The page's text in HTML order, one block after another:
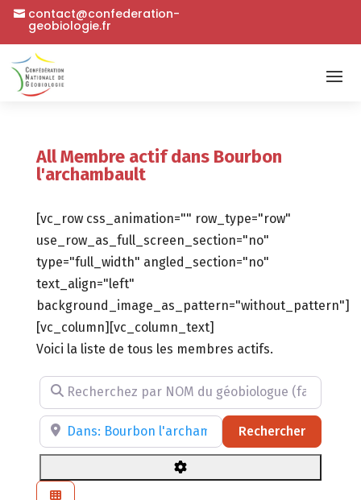
contact@confederation-
geobiologie.fr
All Membre actif dans Bourbon
l'archambault
[vc_row css_animation="" row_type="row"
use_row_as_full_screen_section="no"
type="full_width" angled_section="no"
text_align="left"
background_image_as_pattern="without_pattern"]
[vc_column][vc_column_text]
Voici la liste de tous les membres actifs.
Recherchez par NOM du géobiologue (facultatif)
Recherchez par RÉGION, DÉPARTEMENT ou VILLE
Rechercher